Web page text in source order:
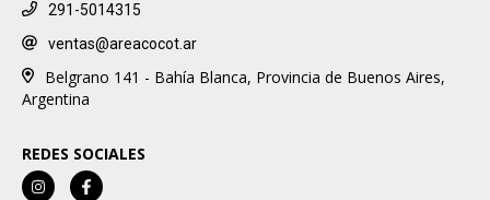
291-5014315
ventas@areacocot.ar
Belgrano 141 - Bahía Blanca, Provincia de Buenos Aires,
Argentina
REDES SOCIALES